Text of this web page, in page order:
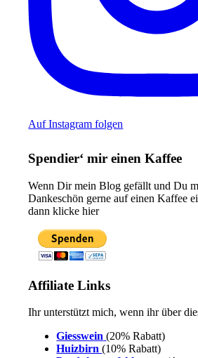
Auf Instagram folgen
Spendier‘ mir einen Kaffee
Wenn Dir mein Blog gefällt und Du
Dankeschön gerne auf einen Kaffee
dann klicke hier
Affiliate Links
Ihr unterstützt mich, wenn ihr über
Giesswein (20% Rabatt)
Huizbirn(10% Rabatt)